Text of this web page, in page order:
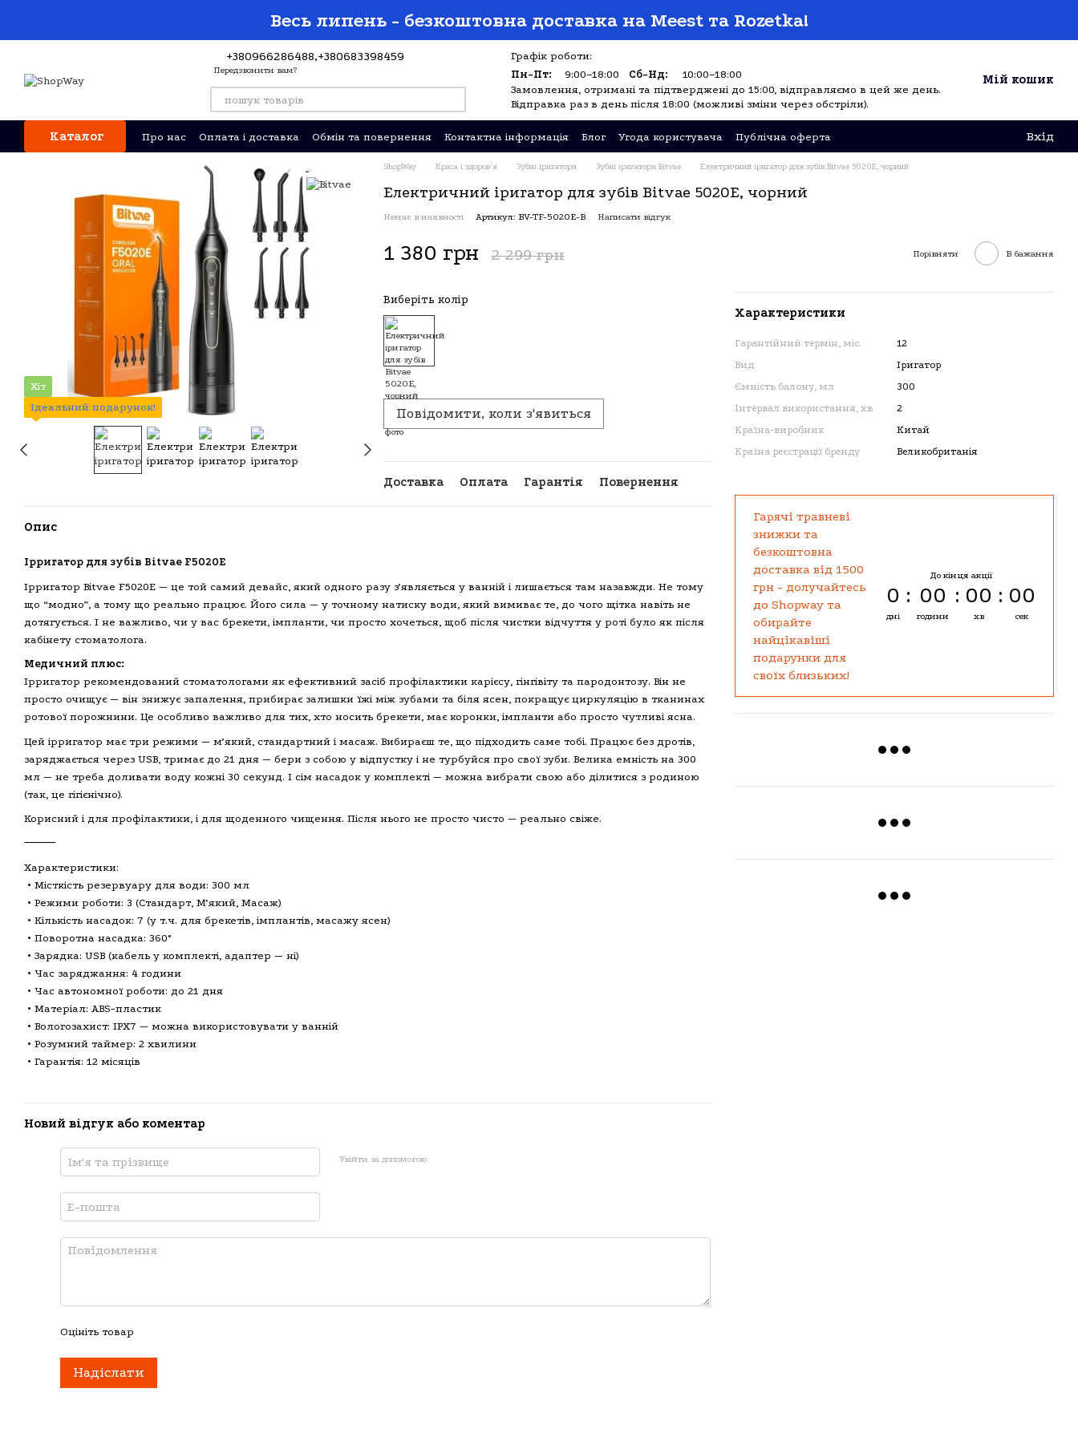
Весь липень - безкоштовна доставка на Meest та Rozetka!
+380966286488,+380683398459
Передзвонити вам?
Графік роботи:
Пн-Пт:
9:00–18:00 Сб-Нд:
10:00–18:00
Замовлення, отримані та підтверджені до 15:00, відправляємо в цей же день.
Відправка раз в день після 18:00 (можливі зміни через обстріли).
Мій кошик
Каталог Про нас Оплата і доставка Обмін та повернення Контактна інформація Блог Угода користувача
Публічна оферта
Відгуки про магазин
Вхід
Хіт
Ідеальний подарунок!
ShopWay Краса і здоров'я Зубні іригатори Зубні іригатори Bitvae Електричний іригатор для зубів Bitvae 5020E, чорний
Електричний іригатор для зубів Bitvae 5020E, чорний
Немає в наявності Артикул: BV-TF-5020E-B Написати відгук
1 380 грн 2 299 грн Порівняти В бажання
Виберіть колір
Повідомити, коли з'явиться
Доставка Оплата Гарантія Повернення
Характеристики
Гарантійний термін, міс.
12
Вид
Іригатор
Ємність балону, мл
300
Інтервал використання, хв
2
Країна-виробник
Китай
Країна реєстрації бренду
Великобританія
Гарячі травневі
знижки та
безкоштовна
доставка від 1500
грн - долучайтесь
до Shopway та
обирайте
найцікавіші
подарунки для
своїх близьких!
До кінця акції
0
дні
00
години
00
хв
00
сек
Опис
Ірригатор для зубів Bitvae F5020E
Ірригатор Bitvae F5020E — це той самий девайс, який одного разу зʼявляється у ванній і лишається там назавжди. Не тому
що “модно”, а тому що реально працює. Його сила — у точному натиску води, який вимиває те, до чого щітка навіть не
дотягується. І не важливо, чи у вас брекети, імпланти, чи просто хочеться, щоб після чистки відчуття у роті було як після
кабінету стоматолога.
Медичний плюс:
Ірригатор рекомендований стоматологами як ефективний засіб профілактики карієсу, гінгівіту та пародонтозу. Він не
просто очищує — він знижує запалення, прибирає залишки їжі між зубами та біля ясен, покращує циркуляцію в тканинах
ротової порожнини. Це особливо важливо для тих, хто носить брекети, має коронки, імпланти або просто чутливі ясна.
Цей ірригатор має три режими — мʼякий, стандартний і масаж. Вибираєш те, що підходить саме тобі. Працює без дротів,
заряджається через USB, тримає до 21 дня — бери з собою у відпустку і не турбуйся про свої зуби. Велика емність на 300
мл — не треба доливати воду кожні 30 секунд. І сім насадок у комплекті — можна вибрати свою або ділитися з родиною
(так, це гігієнічно).
Корисний і для профілактики, і для щоденного чищення. Після нього не просто чисто — реально свіже.
⸻
Характеристики:
• Місткість резервуару для води: 300 мл
• Режими роботи: 3 (Стандарт, Мʼякий, Масаж)
• Кількість насадок: 7 (у т.ч. для брекетів, імплантів, масажу ясен)
• Поворотна насадка: 360°
• Зарядка: USB (кабель у комплекті, адаптер — ні)
• Час заряджання: 4 години
• Час автономної роботи: до 21 дня
• Матеріал: ABS-пластик
• Вологозахист: IPX7 — можна використовувати у ванній
• Розумний таймер: 2 хвилини
• Гарантія: 12 місяців
Новий відгук або коментар
Увійти за допомогою
Оцініть товар
Надіслати